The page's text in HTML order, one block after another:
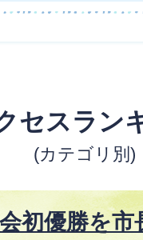
セスラン
(カテゴリ別)
初優勝を市